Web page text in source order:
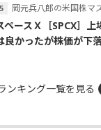
岡元兵八郎の米国株マ
ペースＸ［SPCX］
良かったが株価が下
ンキング一覧を見る